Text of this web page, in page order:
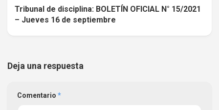
Tribunal de disciplina: BOLETÍN OFICIAL N° 15/2021
– Jueves 16 de septiembre
Deja una respuesta
Comentario *